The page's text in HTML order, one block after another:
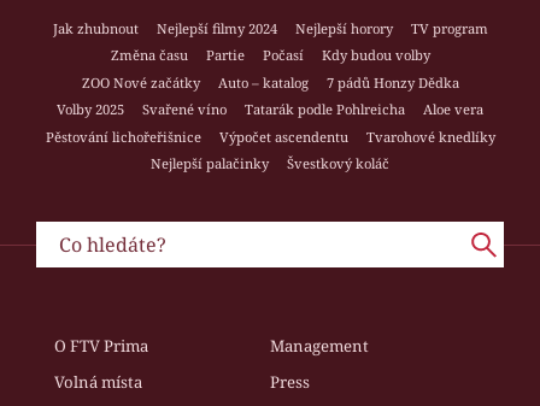
Jak zhubnout Nejlepší filmy 2024 Nejlepší horory
TV program
Změna času
Partie Počasí
Kdy budou volby
ZOO Nové začátky
Auto – katalog
7 pádů Honzy Dědka
Volby 2025
Svařené víno Tatarák podle Pohlreicha
Aloe vera
Pěstování lichořeřišnice
Výpočet ascendentu
Tvarohové knedlíky
Nejlepší palačinky
Švestkový koláč
O FTV Prima
Management
Volná místa
Press